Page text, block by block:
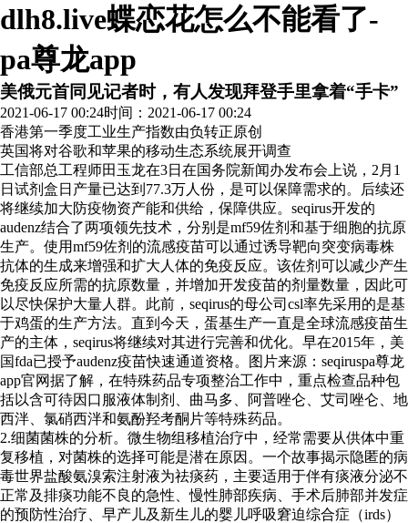
dlh8.live蝶恋花怎么不能看了-
pa尊龙app
美俄元首同见记者时，有人发现拜登手里拿着“手卡”
2021-06-17 00:24时间：2021-06-17 00:24
香港第一季度工业生产指数由负转正原创
英国将对谷歌和苹果的移动生态系统展开调查
工信部总工程师田玉龙在3日在国务院新闻办发布会上说，2月1
日试剂盒日产量已达到77.3万人份，是可以保障需求的。后续还
将继续加大防疫物资产能和供给，保障供应。seqirus开发的
audenz结合了两项领先技术，分别是mf59佐剂和基于细胞的抗原
生产。使用mf59佐剂的流感疫苗可以通过诱导靶向突变病毒株
抗体的生成来增强和扩大人体的免疫反应。该佐剂可以减少产生
免疫反应所需的抗原数量，并增加开发疫苗的剂量数量，因此可
以尽快保护大量人群。此前，seqirus的母公司csl率先采用的是基
于鸡蛋的生产方法。直到今天，蛋基生产一直是全球流感疫苗生
产的主体，seqirus将继续对其进行完善和优化。早在2015年，美
国fda已授予audenz疫苗快速通道资格。图片来源：seqiruspa尊龙
app官网据了解，在特殊药品专项整治工作中，重点检查品种包
括以含可待因口服液体制剂、曲马多、阿普唑仑、艾司唑仑、地
西泮、氯硝西泮和氨酚羟考酮片等特殊药品。
2.细菌菌株的分析。微生物组移植治疗中，经常需要从供体中重
复移植，对菌株的选择可能是潜在原因。一个故事揭示隐匿的病
毒世界盐酸氨溴索注射液为祛痰药，主要适用于伴有痰液分泌不
正常及排痰功能不良的急性、慢性肺部疾病、手术后肺部并发症
的预防性治疗、早产儿及新生儿的婴儿呼吸窘迫综合症（irds）